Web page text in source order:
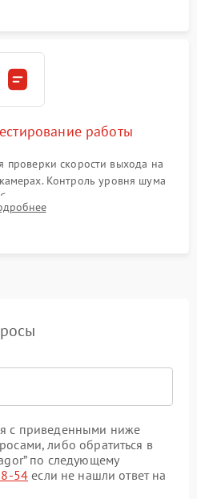
работы
проверки скорости выхода на
Контроль уровня шума
стенок и корректного
автоматической оттайки.
с приведенными ниже
либо обратиться в
по следующему
54 если не нашли ответ на